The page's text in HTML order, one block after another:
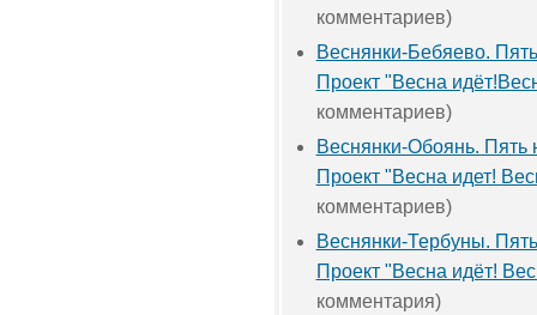
комментариев)
Веснянки-Бебяево.
Проект "Весна
комментариев)
Веснянки-Обоянь. Пять
Проект "Весна идет!
комментариев)
Веснянки-Тербуны.
Проект "Весна идёт!
комментария)